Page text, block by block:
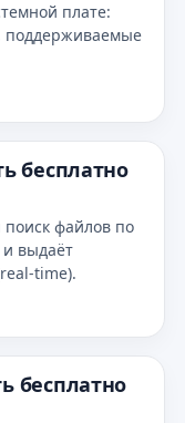
плате:
поддерживаемые
бесплатно
файлов по
и выдаёт
бесплатно